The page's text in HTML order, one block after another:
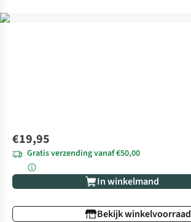
€19,95
Gratis verzending vanaf €50,00
In winkelmand
Bekijk winkelvoorraad